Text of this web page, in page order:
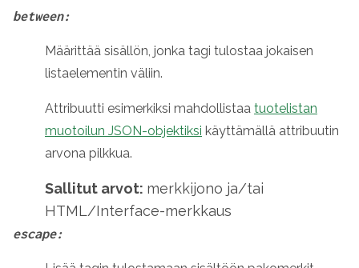
between:
Määrittää sisällön, jonka tagi tulostaa jokaisen
listaelementin väliin.
Attribuutti esimerkiksi mahdollistaa tuotelistan
muotoilun JSON-objektiksi käyttämällä attribuutin
arvona pilkkua.
Sallitut arvot: merkkijono ja/tai
HTML/Interface-merkkaus
escape: